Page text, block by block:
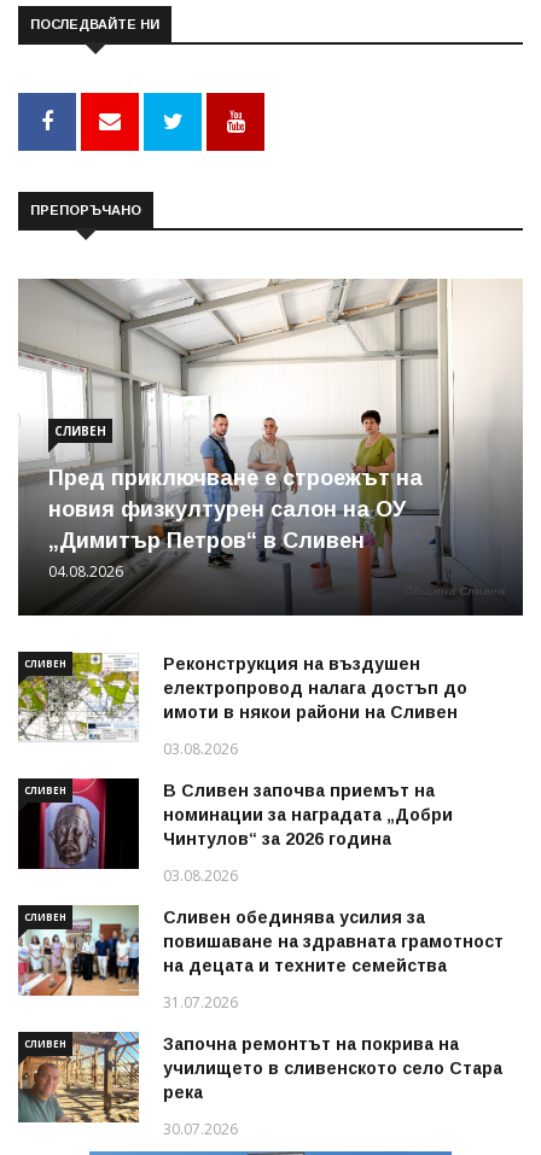
ПОСЛЕДВАЙТЕ НИ
ПРЕПОРЪЧАНО
СЛИВЕН
Пред приключване е строежът на
новия физкултурен салон на ОУ
„Димитър Петров“ в Сливен
04.08.2026
СЛИВЕН
Реконструкция на въздушен
електропровод налага достъп до
имоти в някои райони на Сливен
03.08.2026
СЛИВЕН
В Сливен започва приемът на
номинации за наградата „Добри
Чинтулов“ за 2026 година
03.08.2026
СЛИВЕН
Сливен обединява усилия за
повишаване на здравната грамотност
на децата и техните семейства
31.07.2026
СЛИВЕН
Започна ремонтът на покрива на
училището в сливенското село Стара
река
30.07.2026